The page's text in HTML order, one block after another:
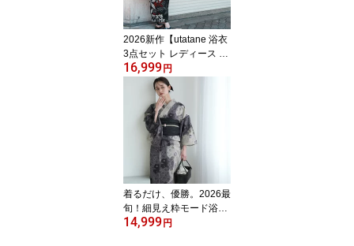
2026新作【utatane 浴衣
3点セット レディース 高
級変わり織｜黒地に赤の
片寄せ疋田花（フリーサ
イズ）】国産生地・国内
染色｜希少図案を現代に
復刻｜浴衣・帯・下駄付
16,999 円
着るだけ、優勝。2026最
旬！細見え粋モード浴衣
2026新作【utatane 浴衣
14,999 円